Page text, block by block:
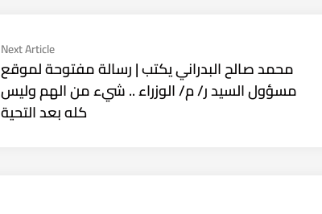
Next Article
محمد صالح البدراني يكتب | رسالة مفتوحة لموقع
مسؤول السيد ر/ م/ الوزراء .. شيء من الهم وليس
كله بعد التحية